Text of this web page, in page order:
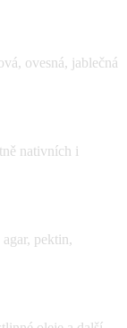
ovesná, jablečná
nativních i
pektin,